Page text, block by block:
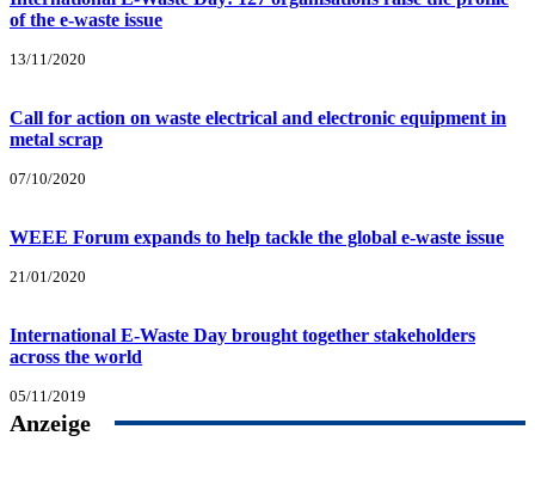
of the e-waste issue
13/11/2020
Call for action on waste electrical and electronic equipment in
metal scrap
07/10/2020
WEEE Forum expands to help tackle the global e-waste issue
21/01/2020
International E-Waste Day brought together stakeholders
across the world
05/11/2019
Anzeige